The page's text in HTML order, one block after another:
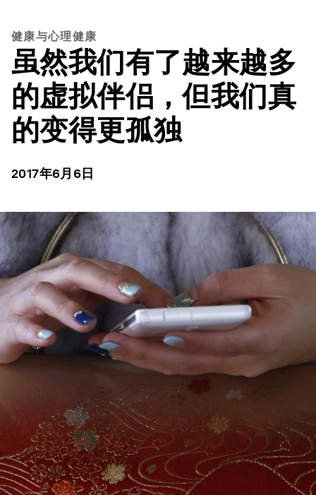
健康与心理健康
虽然我们有了越来越多
的虚拟伴侣，但我们真
的变得更孤独
2017年6月6日